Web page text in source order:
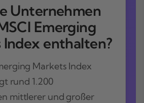
Unternehmen
Emerging
Index enthalten?
Markets Index
rund 1.200
mittlerer und großer